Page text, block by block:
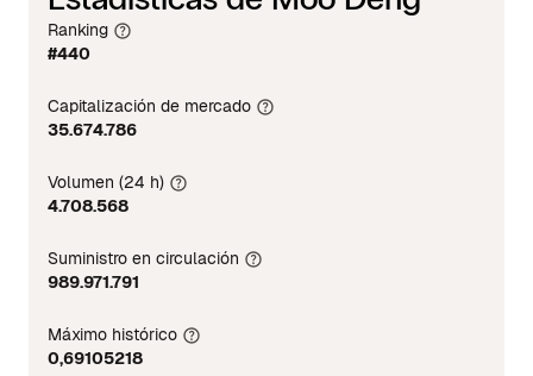
Ranking
#440
Capitalización de mercado
35.674.786
Volumen (24 h)
4.708.568
Suministro en circulación
989.971.791
Máximo histórico
0,69105218